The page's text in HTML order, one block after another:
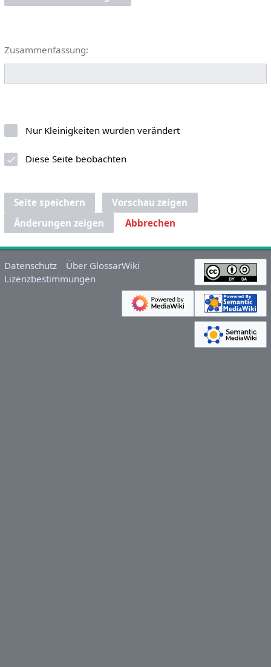
Zusammenfassung:
Nur Kleinigkeiten wurden verändert
Diese Seite beobachten
Seite speichern
Vorschau zeigen
Änderungen zeigen
Abbrechen
Datenschutz
Über GlossarWiki
Lizenzbestimmungen